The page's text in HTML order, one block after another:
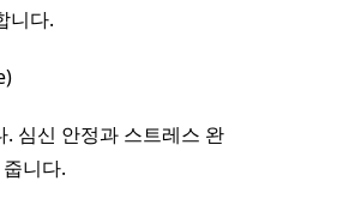
니다.
심신 안정과 스트레스 완
니다.